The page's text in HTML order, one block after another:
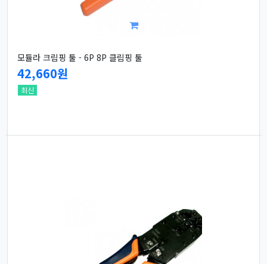
모듈라 크림핑 툴 - 6P 8P 클림핑 툴
42,660원
최신